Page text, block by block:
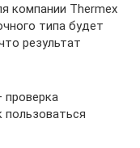
компании Thermex
типа будет
результат